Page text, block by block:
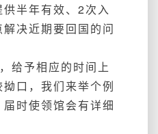
半年有效、2次入
决近期要回国的问
给予相应的时间上
口，我们来举个例
时使领馆会有详细